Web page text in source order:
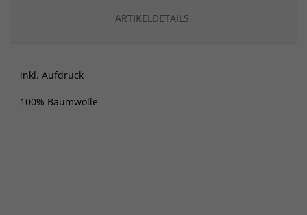
ARTIKELDETAILS
inkl. Aufdruck
100% Baumwolle